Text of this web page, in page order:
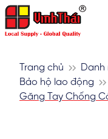
Trang chủ
Danh
Bảo hộ lao động
Găng Tay Chống